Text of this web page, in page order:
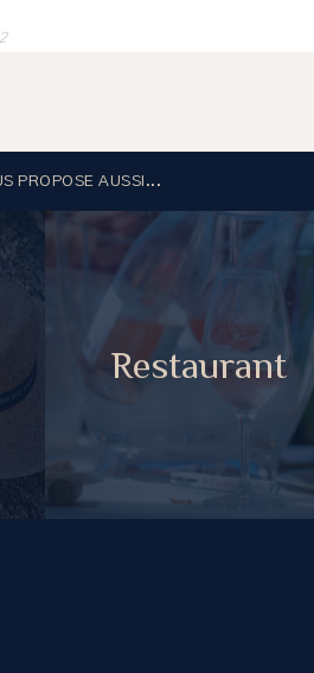
PROPOSE AUSSI...
Restaurant